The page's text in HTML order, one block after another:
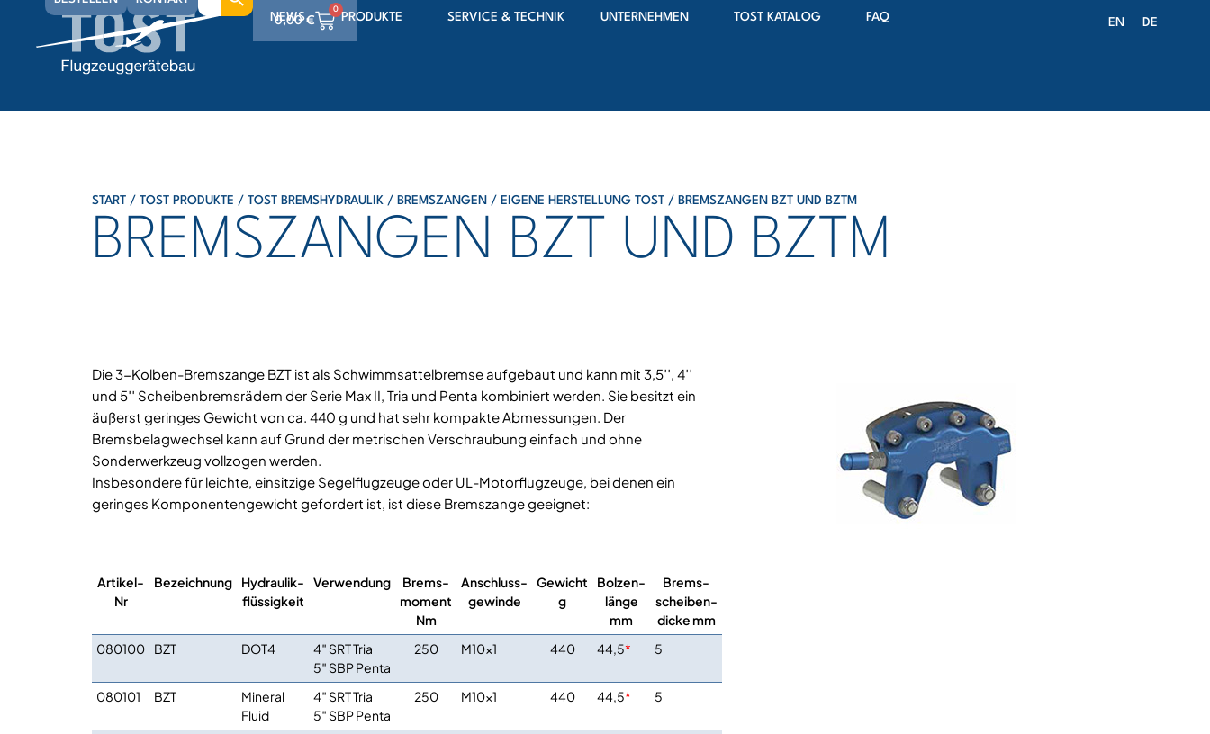
NEWS PRODUKTE SERVICE & TECHNIK UNTERNEHMEN TOST KATALOG FAQ
for:
0,00€
0
EN DE
0,00€ 0
START / TOST PRODUKTE / TOST BREMSHYDRAULIK / BREMSZANGEN / EIGENE HERSTELLUNG TOST / BREMSZANGEN BZT UND BZTM
BREMSZANGEN BZT UND BZTM
Die 3-Kolben-Bremszange BZT ist als Schwimmsattelbremse aufgebaut und kann mit 3,5′′, 4′′
und 5′′ Scheibenbremsrädern der Serie Max II, Tria und Penta kombiniert werden. Sie besitzt ein
äußerst geringes Gewicht von ca. 440 g und hat sehr kompakte Abmessungen. Der
Bremsbelagwechsel kann auf Grund der metrischen Verschraubung einfach und ohne
Sonderwerkzeug vollzogen werden.
Insbesondere für leichte, einsitzige Segelflugzeuge oder UL-Motorflugzeuge, bei denen ein
geringes Komponentengewicht gefordert ist, ist diese Bremszange geeignet:
Artikel-
Nr
Bezeichnung
Hydraulik-
flüssigkeit
Verwendung
Brems-
moment
Nm
Anschluss-
gewinde
Gewicht
g
Bolzen-
länge
mm
Brems-
scheiben-
dicke mm
080100
BZT DOT4
4″ SRT Tria
5″ SBP Penta
250 M10x1 440 44,5* 5
080101 BZT
Mineral
Fluid
4″ SRT Tria
5″ SBP Penta
250 M10x1 440 44,5* 5